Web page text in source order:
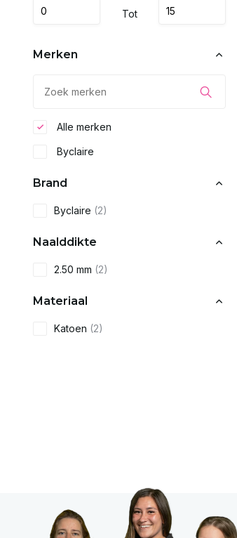
Tot
Merken
Alle merken
Byclaire
Brand
Byclaire (2)
Naalddikte
2.50 mm (2)
Materiaal
Katoen (2)